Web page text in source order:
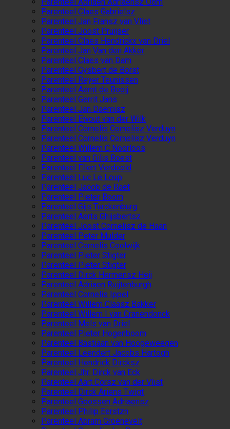
Parenteel Claes Gabrielsz
Parenteel Jan Fransz van Vliet
Parenteel Joost Pruijser
Parenteel Claes Hendrickx van Driel
Parenteel Jan Van den Akker
Parenteel Claes van Dam
Parenteel Gysbert de Borst
Parenteel Reyer Teunissen
Parenteel Aernt de Booij
Parenteel Gerrit Jans
Parenteel Jan Daemisz
Parenteel Ewout van der Wilk
Parenteel Cornelis Cornelisz Verduyn
Parenteel Cornelis Cornelisz Verduyn
Parenteel Willem C Noorloos
Parenteel van Gilis Roest
Parenteel Ellert Verdoold
Parenteel Luc Le Loup
Parenteel Jacob de Raet
Parenteel Pieter Boom
Parenteel Gijs Turckenburg
Parenteel Aerts Ghijsbertsz
Parenteel Joost Cornelisz de Haan
Parenteel Peter Mulder
Parenteel Cornelis Coolwijk
Parenteel Pieter Stigter
Parenteel Pieter Stigter
Parenteel Dirck Hermensz Heij
Parenteel Adriaen Ruijtenburgh
Parenteel Cornelis Ippel
Parenteel Willem Claasz Bakker
Parenteel Willem I van Cranendonck
Parenteel Mels van Driel
Parenteel Pieter Hogenboom
Parenteel Bastiaan van Hoogeweegen
Parenteel Leendert Jacobs Hartogh
Parenteel Hendrick Dircksz
Parenteel Jhr. Dirck van Eck
Parenteel Aart Corsz van der Vlist
Parenteel Dirck Ariens Twigt
Parenteel Goossen Adriaensz
Parenteel Philip Eerstzn
Parenteel Abram Groenevelt